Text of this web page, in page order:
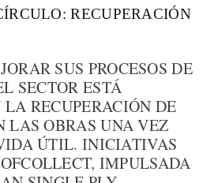
RECUPERACIÓN
SUS PROCESOS DE
SECTOR ESTÁ
RECUPERACIÓN DE
LAS OBRAS UNA VEZ
ÚTIL. INICIATIVAS
IMPULSADA